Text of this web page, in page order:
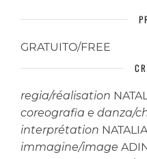
GRATUITO/FREE
regia/réalisation
coreografia e danza/
interprétation
immagine/image